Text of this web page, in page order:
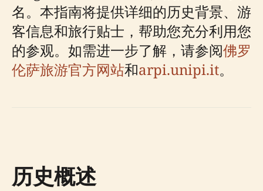
名。本指南将提供详细的历史背景、游
客信息和旅行贴士，帮助您充分利用您
的参观。如需进一步了解，请参阅佛罗
伦萨旅游官方网站和arpi.unipi.it。
历史概述